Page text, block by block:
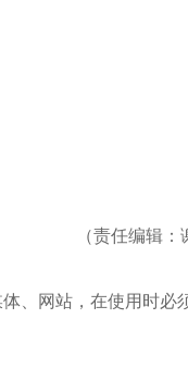
（责任编辑：
、网站，在使用时必